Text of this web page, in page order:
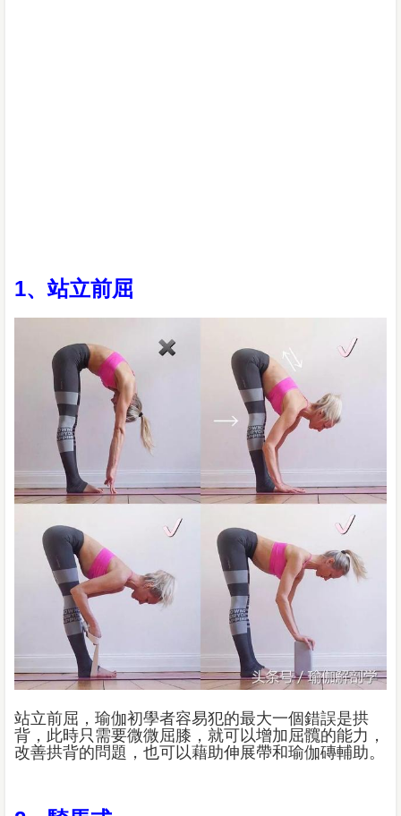
1、站立前屈
站立前屈，瑜伽初學者容易犯的最大一個錯誤是拱
背，此時只需要微微屈膝，就可以增加屈髖的能力，
改善拱背的問題，也可以藉助伸展帶和瑜伽磚輔助。